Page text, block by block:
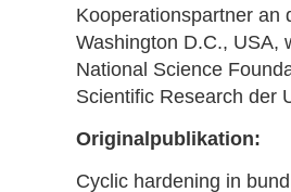
Kooperationspartner an
Washington D.C., USA,
National Science
Scientific Research der
Originalpublikation:
Cyclic hardening in